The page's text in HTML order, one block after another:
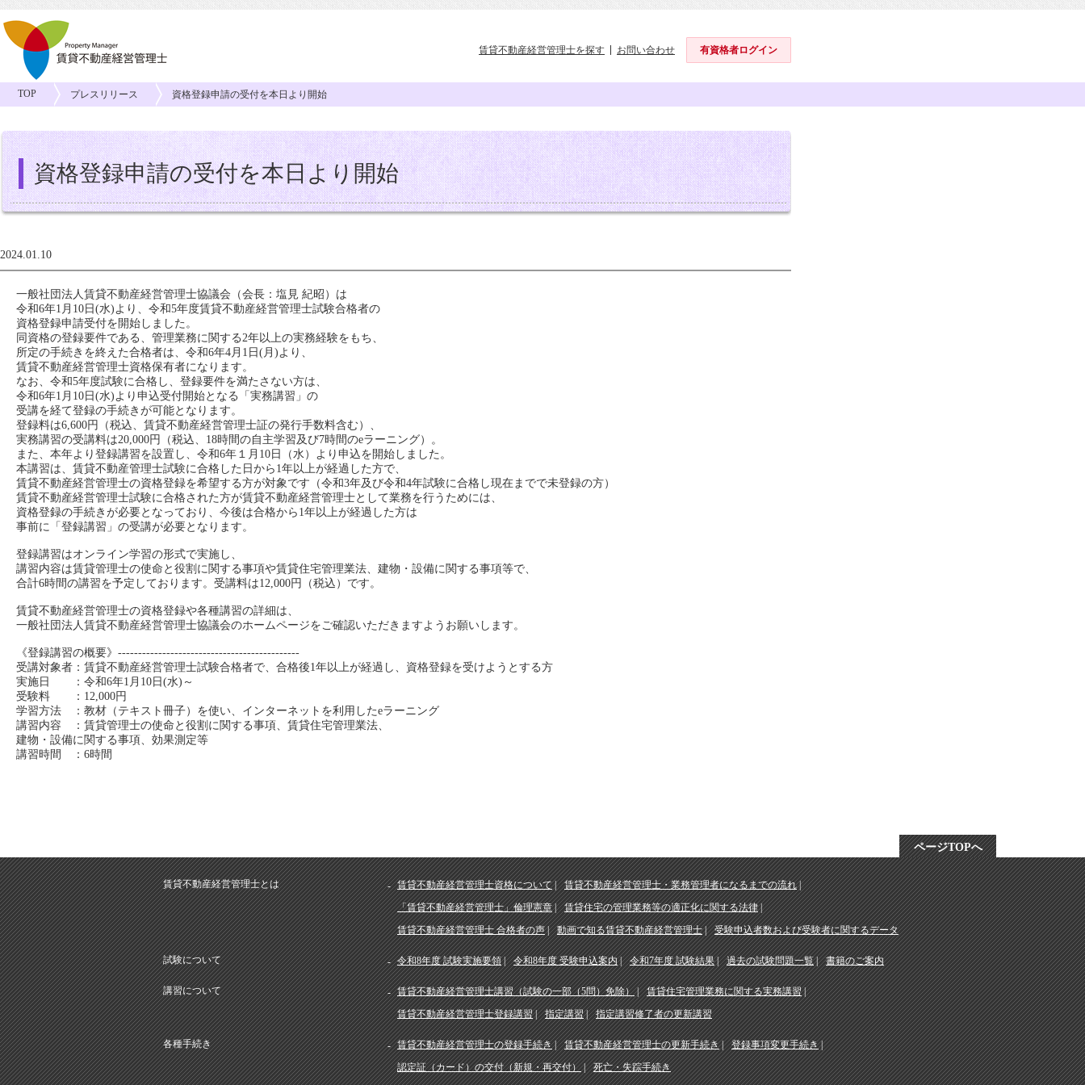
賃貸不動産経営管理士を探す お問い合わせ 有資格者ログイン
TOP プレスリリース 資格登録申請の受付を本日より開始
資格登録申請の受付を本日より開始
2024.01.10
一般社団法人賃貸不動産経営管理士協議会（会長：塩見 紀昭）は
令和6年1月10日(水)より、令和5年度賃貸不動産経営管理士試験合格者の
資格登録申請受付を開始しました。
同資格の登録要件である、管理業務に関する2年以上の実務経験をもち、
所定の手続きを終えた合格者は、令和6年4月1日(月)より、
賃貸不動産経営管理士資格保有者になります。
なお、令和5年度試験に合格し、登録要件を満たさない方は、
令和6年1月10日(水)より申込受付開始となる「実務講習」の
受講を経て登録の手続きが可能となります。
登録料は6,600円（税込、賃貸不動産経営管理士証の発行手数料含む）、
実務講習の受講料は20,000円（税込、18時間の自主学習及び7時間のeラーニング）。
また、本年より登録講習を設置し、令和6年１月10日（水）より申込を開始しました。
本講習は、賃貸不動産管理士試験に合格した日から1年以上が経過した方で、
賃貸不動産経営管理士の資格登録を希望する方が対象です（令和3年及び令和4年試験に合格し現在までで未登録の方）
賃貸不動産経営管理士試験に合格された方が賃貸不動産経営管理士として業務を行うためには、
資格登録の手続きが必要となっており、今後は合格から1年以上が経過した方は
事前に「登録講習」の受講が必要となります。
登録講習はオンライン学習の形式で実施し、
講習内容は賃貸管理士の使命と役割に関する事項や賃貸住宅管理業法、建物・設備に関する事項等で、
合計6時間の講習を予定しております。受講料は12,000円（税込）です。
賃貸不動産経営管理士の資格登録や各種講習の詳細は、
一般社団法人賃貸不動産経営管理士協議会のホームページをご確認いただきますようお願いします。
《登録講習の概要》---------------------------------------------
受講対象者：賃貸不動産経営管理士試験合格者で、合格後1年以上が経過し、資格登録を受けようとする方
実施日 ：令和6年1月10日(水)～
受験料 ：12,000円
学習方法 ：教材（テキスト冊子）を使い、インターネットを利用したeラーニング
講習内容 ：賃貸管理士の使命と役割に関する事項、賃貸住宅管理業法、
建物・設備に関する事項、効果測定等
講習時間 ：6時間
ページTOPへ
賃貸不動産経営管理士とは 賃貸不動産経営管理士資格について
賃貸不動産経営管理士・業務管理者になるまでの流れ
「賃貸不動産経営管理士」倫理憲章
賃貸住宅の管理業務等の適正化に関する法律
賃貸不動産経営管理士 合格者の声
動画で知る賃貸不動産経営管理士 受験申込者数および受験者に関するデータ
試験について 令和8年度 試験実施要領 令和8年度 受験申込案内 令和7年度 試験結果 過去の試験問題一覧 書籍のご案内
講習について 賃貸不動産経営管理士講習（試験の一部（5問）免除）
賃貸住宅管理業務に関する実務講習
賃貸不動産経営管理士登録講習
指定講習 指定講習修了者の更新講習
各種手続き 賃貸不動産経営管理士の登録手続き 賃貸不動産経営管理士の更新手続き
登録事項変更手続き
認定証（カード）の交付（新規・再交付）
死亡・失踪手続き